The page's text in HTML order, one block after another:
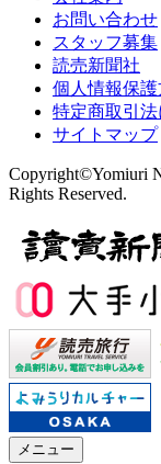
お問い合わせ
スタッフ募集
読売新聞社
個人情報保
特定商取引
サイトマップ
Copyright©Yomiuri
Rights Reserved.
メニュー